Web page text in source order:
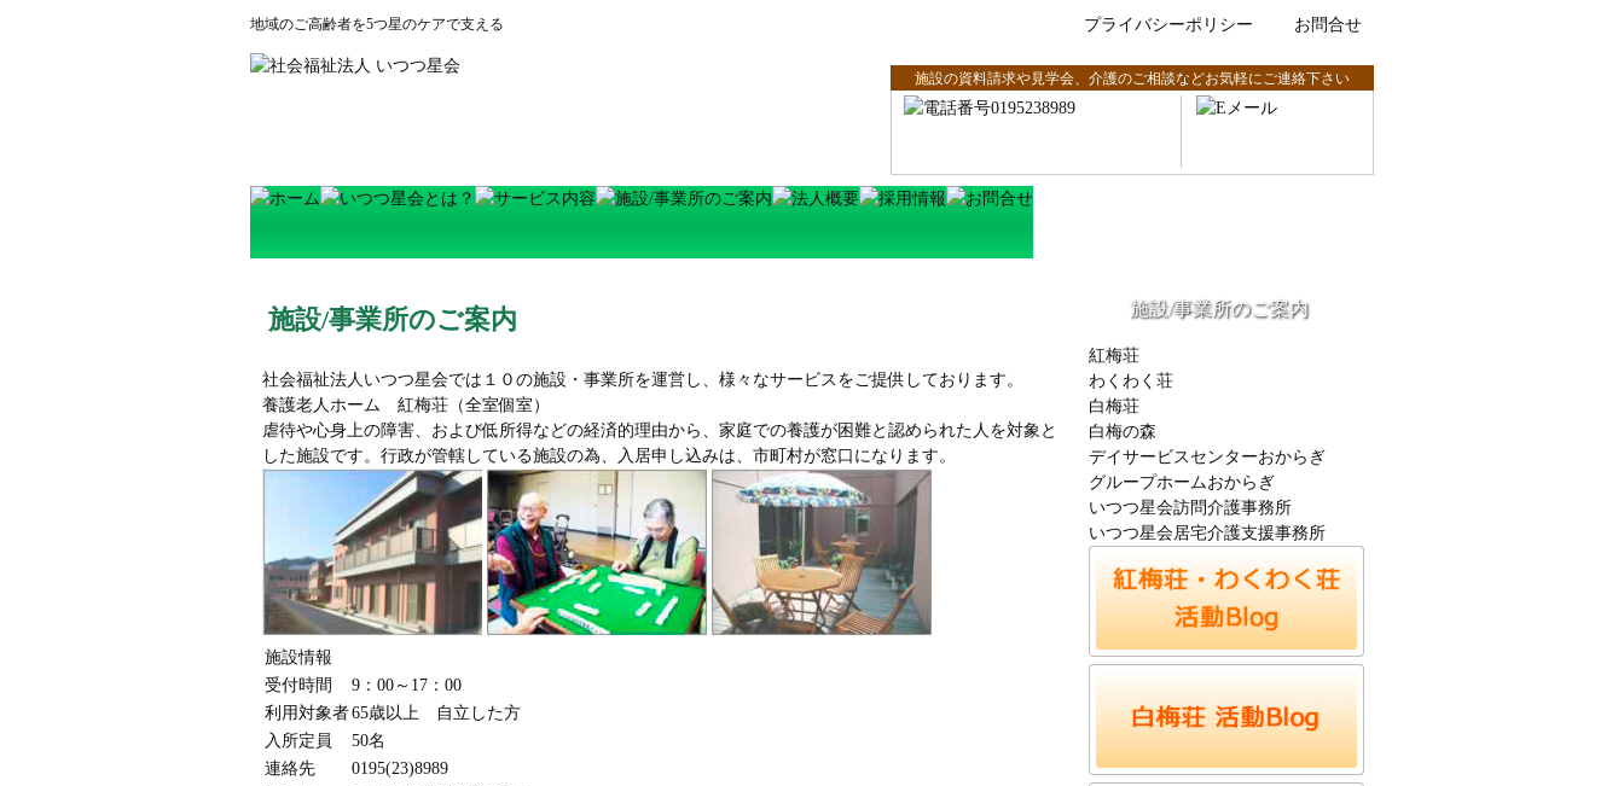
地域のご高齢者を5つ星のケアで支える プライバシーポリシー お問合せ
施設の資料請求や見学会、介護のご相談などお気軽にご連絡下さい
施設/事業所のご案内
社会福祉法人いつつ星会では１０の施設・事業所を運営し、様々なサービスをご提供しております。
養護老人ホーム 紅梅荘（全室個室）
虐待や心身上の障害、および低所得などの経済的理由から、家庭での養護が困難と認められた人を対象と
した施設です。行政が管轄している施設の為、入居申し込みは、市町村が窓口になります。
施設情報
受付時間
9：00～17：00
利用対象者65歳以上 自立した方
入所定員
50名
連絡先
0195(23)8989
施設/事業所のご案内
紅梅荘
わくわく荘
白梅荘
白梅の森
デイサービスセンターおからぎ
グループホームおからぎ
いつつ星会訪問介護事務所
いつつ星会居宅介護支援事務所